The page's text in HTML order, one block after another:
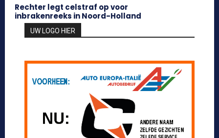
Rechter legt celstraf op voor
inbrakenreeks in Noord-Holland
UW LOGO HIER